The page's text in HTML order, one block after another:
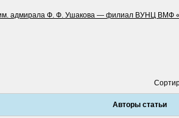
адмирала Ф. Ф. Ушакова — филиал ВУНЦ ВМФ
Авторы статьи